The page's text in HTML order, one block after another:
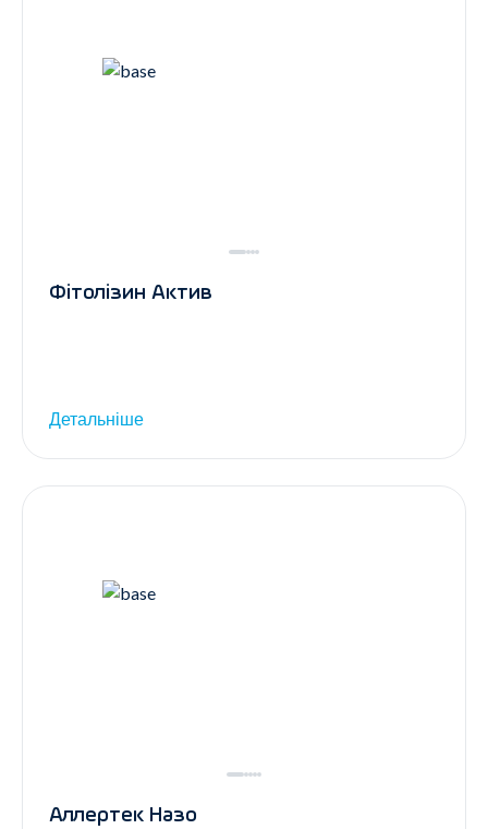
Фітолізин Актив
Детальніше
Аллертек Назо